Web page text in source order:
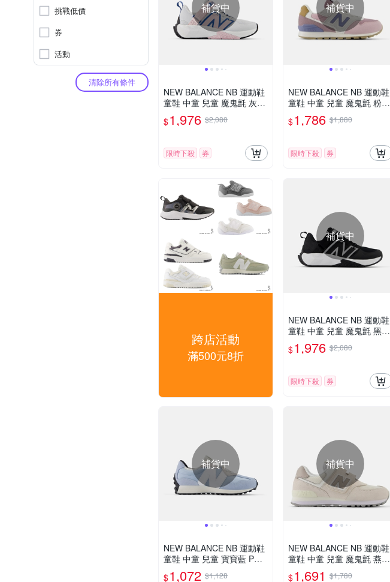
挑戰低價
券
活動
清除所有條件
補貨中
NEW BALANCE NB 運動鞋
童鞋 中童 兒童 魔鬼氈 灰粉
PTFCYSS-W楦
$1,976 $2,080
限時下殺 券
補貨中
NEW BALANCE NB 運動鞋
童鞋 中童 兒童 魔鬼氈 粉灰
YV996RP3
$1,786 $1,880
限時下殺 券
跨店活動
滿500元8折
補貨中
NEW BALANCE NB 運動鞋
童鞋 中童 兒童 魔鬼氈 黑白
PTFCYBK-W楦
$1,976 $2,080
限時下殺 券
補貨中
NEW BALANCE NB 運動鞋
童鞋 中童 兒童 寶寶藍 PH3
27BS-W楦
$1,072 $1,128
補貨中
NEW BALANCE NB 運動鞋
童鞋 中童 兒童 魔鬼氈 燕麥
奶茶 PV574ESC-W楦
$1,691 $1,780